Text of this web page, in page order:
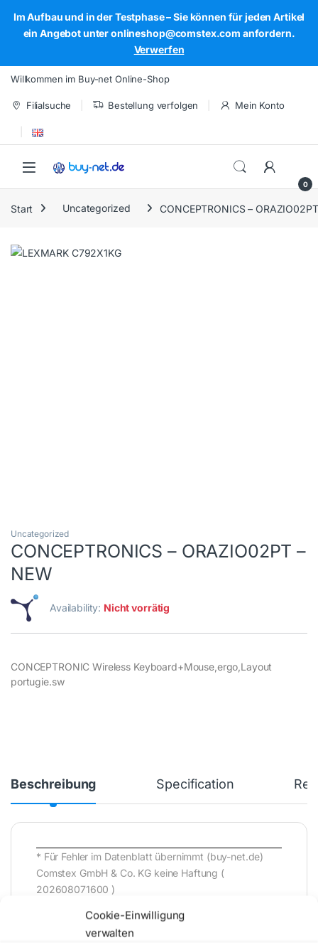
Cookie-Einwilligung
verwalten
Im Aufbau und in der Testphase – Sie können für jeden Artikel
ein Angebot unter onlineshop@comstex.com anfordern.
Verwerfen
Skip to navigation
Skip to content
Willkommen im Buy-net Online-Shop
Filialsuche Bestellung verfolgen Mein Konto
Open
0
Start Uncategorized CONCEPTRONICS –
Uncategorized
CONCEPTRONICS – ORAZIO02PT –
NEW
Availability: Nicht vorrätig
CONCEPTRONIC Wireless Keyboard+Mouse,ergo,Layout
portugie.sw
Beschreibung Specification
* Für Fehler im Datenblatt übernimmt (buy-net.de)
Comstex GmbH & Co. KG keine Haftung (
202608071600 )